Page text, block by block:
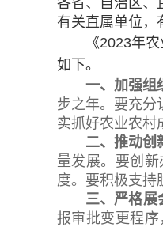
各省、自治区、
有关直属单位，
《2023年
如下。
一、加强组
步之年。要充分
实抓好农业农村
二、推动创
量发展。要创
度。要积极支持
三、严格展
报审批变更程